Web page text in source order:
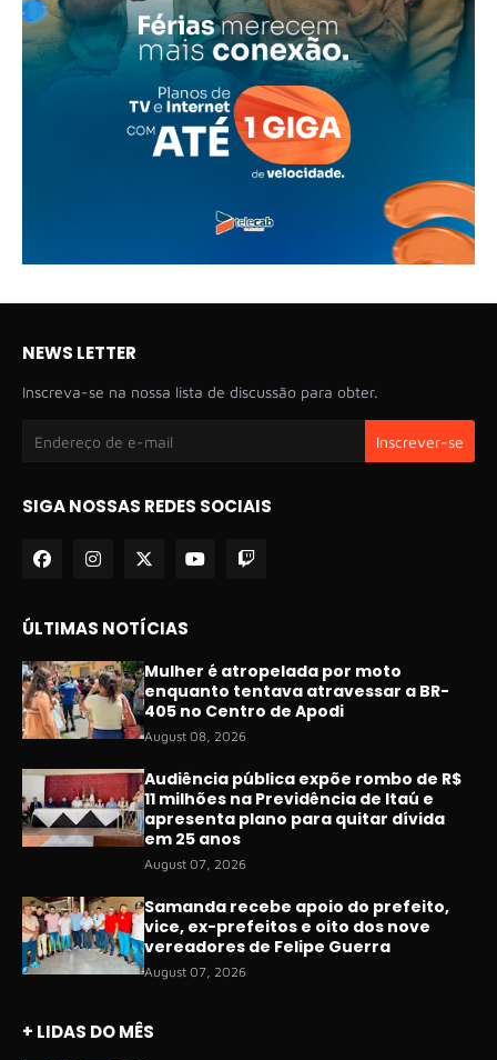
NEWS LETTER
Inscreva-se na nossa lista de discussão para obter.
SIGA NOSSAS REDES SOCIAIS
ÚLTIMAS NOTÍCIAS
Mulher é atropelada por moto
enquanto tentava atravessar a BR-
405 no Centro de Apodi
August 08, 2026
Audiência pública expõe rombo de R$
11 milhões na Previdência de Itaú e
apresenta plano para quitar dívida
em 25 anos
August 07, 2026
Samanda recebe apoio do prefeito,
vice, ex-prefeitos e oito dos nove
vereadores de Felipe Guerra
August 07, 2026
+ LIDAS DO MÊS